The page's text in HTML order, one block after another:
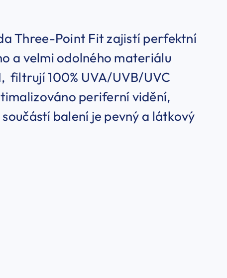
Three-Point Fit zajistí perfektní
a velmi odolného materiálu
filtrují 100% UVA/UVB/UVC
periferní vidění,
balení je pevný a látkový